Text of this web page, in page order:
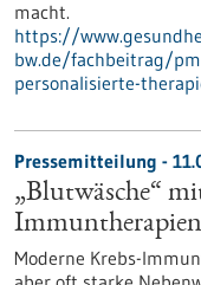
macht.
https://
bw.de/fachbeitrag/
personalisierte-
Pressemitteilung -
„Blutwäsche“
Moderne Krebs-